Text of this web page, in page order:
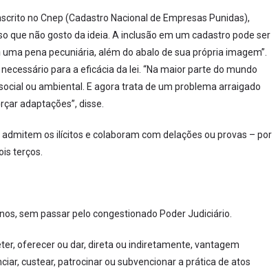
no Cnep (Cadastro Nacional de Empresas Punidas),
que não gosto da ideia. A inclusão em um cadastro pode ser
pena pecuniária, além do abalo de sua própria imagem”.
para a eficácia da lei. “Na maior parte do mundo
ou ambiental. E agora trata de um problema arraigado
adaptações”, disse.
os ilícitos e colaboram com delações ou provas – por
terços.
sem passar pelo congestionado Poder Judiciário.
oferecer ou dar, direta ou indiretamente, vantagem
custear, patrocinar ou subvencionar a prática de atos